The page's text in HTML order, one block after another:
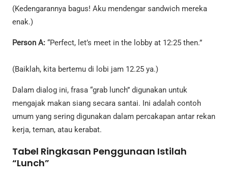
(Kedengarannya bagus! Aku mendengar sandwich mereka
enak.)
Person A: “Perfect, let’s meet in the lobby at 12:25 then.”
(Baiklah, kita bertemu di lobi jam 12.25 ya.)
Dalam dialog ini, frasa “grab lunch” digunakan untuk
mengajak makan siang secara santai. Ini adalah contoh
umum yang sering digunakan dalam percakapan antar rekan
kerja, teman, atau kerabat.
Tabel Ringkasan Penggunaan Istilah
“Lunch”